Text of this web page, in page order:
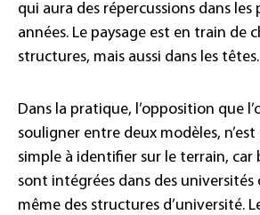
qui aura des répercussions dans les
années. Le paysage est en train de
structures, mais aussi dans les têtes.
Dans la pratique, l’opposition que
souligner entre deux modèles,
simple à identifier sur le terrain, car
sont intégrées dans des universités
même des structures d’université.